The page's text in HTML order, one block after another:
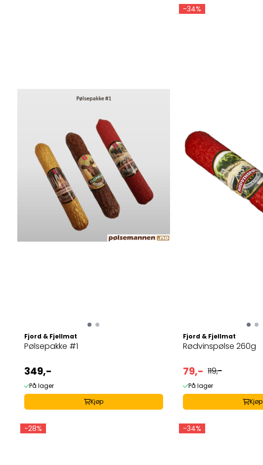
Fjord & Fjellmat
Pølsepakke #1
349,-
På lager
Kjøp
-34%
Fjord & Fjellmat
Rødvinspølse 260g
79,- 119,-
På lager
Kjøp
-28% -34%